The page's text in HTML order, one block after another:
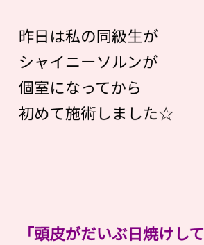
昨日は私の同級生が
シャイニーソルンが
個室になってから
初めて施術しました☆
「頭皮がだいぶ日焼けし